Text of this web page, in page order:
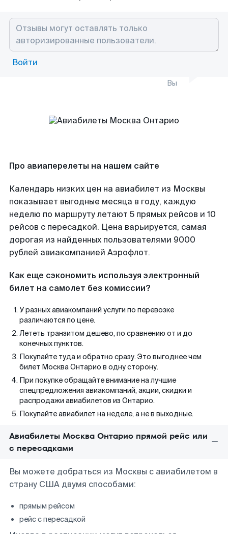
Войти
Вы
Про авиаперелеты на нашем сайте
Календарь низких цен на авиабилет из Москвы
показывает выгодные месяца в году, каждую
неделю по маршруту летают 5 прямых рейсов и 10
рейсов с пересадкой. Цена варьируется, самая
дорогая из найденных пользователями 9000
рублей авиакомпанией Аэрофлот.
Как еще сэкономить используя электронный
билет на самолет без комиссии?
У разных авиакомпаний услуги по перевозке
различаются по цене.
Лететь транзитом дешево, по сравнению от и до
конечных пунктов.
Покупайте туда и обратно сразу. Это выгоднее чем
билет Москва Онтарио в одну сторону.
При покупке обращайте внимание на лучшие
спецпредложения авиакомпаний, акции, скидки и
распродажи авиабилетов из Онтарио.
Покупайте авиабилет на неделе, а не в выходные.
Авиабилеты Москва Онтарио прямой рейс или
с пересадками
Вы можете добраться из Москвы с авиабилетом в
страну США двумя способами:
прямым рейсом
рейс с пересадкой